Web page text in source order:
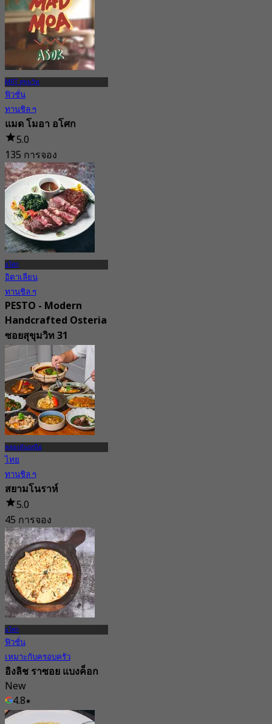
63 การจอง
จาก฿ 299.5
MRT สุขุมวิท
ฟิวชั่น
ทานชิล ๆ
แมด โมอา อโศก
5.0
135 การจอง
จาก฿ 656.66
อโศก
อิตาเลียน
ทานชิล ๆ
PESTO - Modern
Handcrafted Osteria
ซอยสุขุมวิท 31
223 การจอง
จาก฿ 375
คลองตันเหนือ
ไทย
ทานชิล ๆ
สยามโนราห์
5.0
45 การจอง
จาก฿ 665
อโศก
ฟิวชั่น
เหมาะกับครอบครัว
อิงลิช ราซอย แบงค็อก
New
4.8
จาก